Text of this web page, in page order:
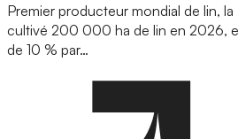
Premier producteur mondial de lin, la
cultivé 200 000 ha de lin en 2026,
de 10 % par…